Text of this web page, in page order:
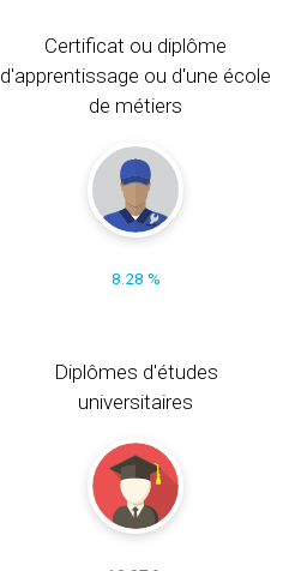
Certificat ou diplôme
d'apprentissage ou d'une école
de métiers
8.28 %
Diplômes d'études
universitaires